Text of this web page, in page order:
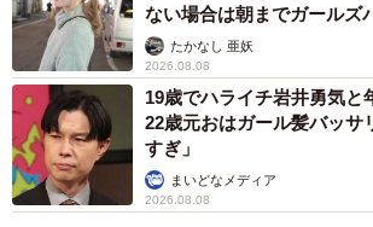
ていた場合は規約違反となる。
大手シネコン側も事態を把握しており、
中だという。
劇場や映画館、コンサート会場や列車な
起きた場合、チケット購入時に入力した
ない場合は朝までガールズ
ストに取材】
たかなし 亜妖
2026.08.08
19歳でハライチ岩井勇気と
22歳元おはガール髪バッサ
すぎ」
まいどなメディア
2026.08.08